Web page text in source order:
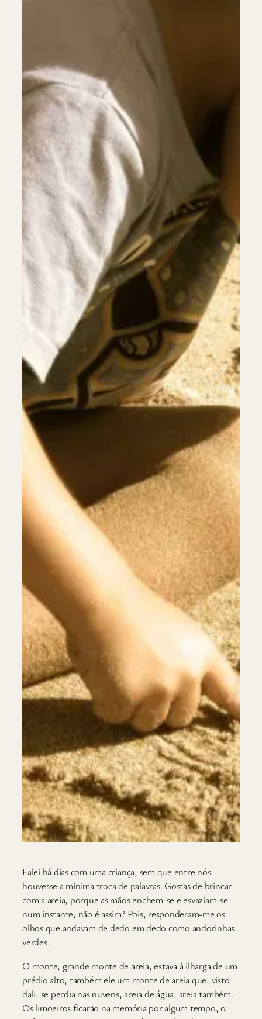
Falei há dias com uma criança, sem que entre nós
houvesse a mínima troca de palavras. Gostas de brincar
com a areia, porque as mãos enchem-se e esvaziam-se
num instante, não é assim? Pois, responderam-me os
olhos que andavam de dedo em dedo como andorinhas
verdes.
O monte, grande monte de areia, estava à ilharga de um
prédio alto, também ele um monte de areia que, visto
dali, se perdia nas nuvens, areia de água, areia também.
Os limoeiros ficarão na memória por algum tempo, o